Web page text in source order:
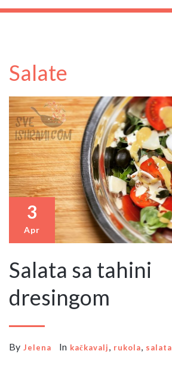
Salate
3
Apr
Salata sa tahini
dresingom
By Jelena In kačkavalj, rukola, salata